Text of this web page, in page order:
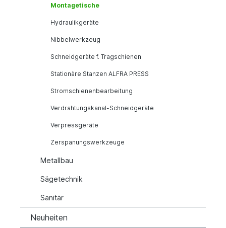
Montagetische
Hydraulikgeräte
Nibbelwerkzeug
Schneidgeräte f. Tragschienen
Stationäre Stanzen ALFRA PRESS
Stromschienenbearbeitung
Verdrahtungskanal-Schneidgeräte
Verpressgeräte
Zerspanungswerkzeuge
Metallbau
Sägetechnik
Sanitär
Neuheiten